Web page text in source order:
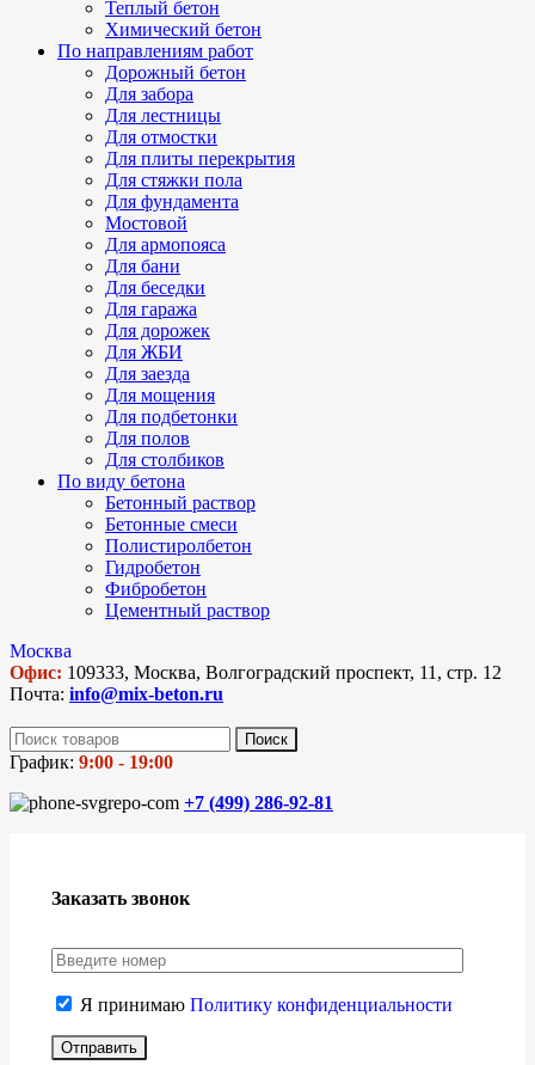
Теплый бетон
Химический бетон
По направлениям работ
Дорожный бетон
Для забора
Для лестницы
Для отмостки
Для плиты перекрытия
Для стяжки пола
Для фундамента
Мостовой
Для армопояса
Для бани
Для беседки
Для гаража
Для дорожек
Для ЖБИ
Для заезда
Для мощения
Для подбетонки
Для полов
Для столбиков
По виду бетона
Бетонный раствор
Бетонные смеси
Полистиролбетон
Гидробетон
Фибробетон
Цементный раствор
Москва
Офис: 109333, Москва, Волгоградский проспект, 11, стр. 12
Почта: info@mix-beton.ru
Поиск
График: 9:00 - 19:00
+7 (499) 286-92-81
Заказать звонок
Я принимаю Политику конфиденциальности